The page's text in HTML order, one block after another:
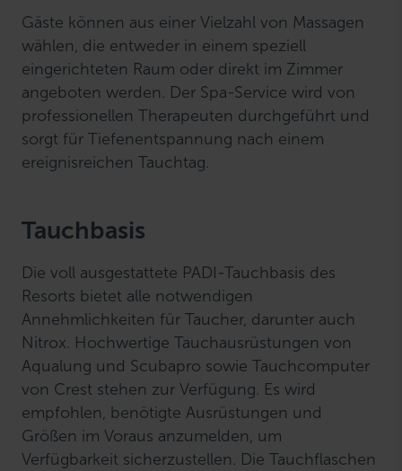
Gäste können aus einer Vielzahl von Massagen
wählen, die entweder in einem speziell
eingerichteten Raum oder direkt im Zimmer
angeboten werden. Der Spa-Service wird von
professionellen Therapeuten durchgeführt und
sorgt für Tiefenentspannung nach einem
ereignisreichen Tauchtag.
Tauchbasis
Die voll ausgestattete PADI-Tauchbasis des
Resorts bietet alle notwendigen
Annehmlichkeiten für Taucher, darunter auch
Nitrox. Hochwertige Tauchausrüstungen von
Aqualung und Scubapro sowie Tauchcomputer
von Crest stehen zur Verfügung. Es wird
empfohlen, benötigte Ausrüstungen und
Größen im Voraus anzumelden, um
Verfügbarkeit sicherzustellen. Die Tauchflaschen